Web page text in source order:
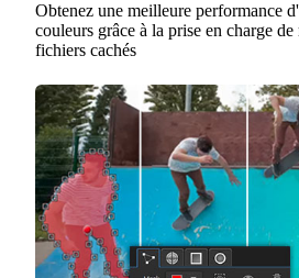
Obtenez une meilleure performance
couleurs grâce à la prise en charge
fichiers cachés